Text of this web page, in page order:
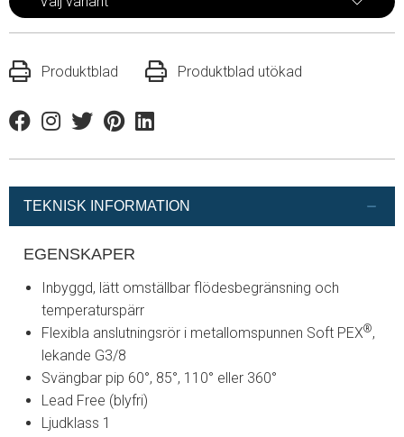
Produktblad Produktblad utökad
FacebookInstagram
TwitterPinterestLinkedin
TEKNISK INFORMATION
EGENSKAPER
Inbyggd, lätt omställbar flödesbegränsning och
temperaturspärr
Flexibla anslutningsrör i metallomspunnen Soft PEX®,
lekande G3/8
Svängbar pip 60°, 85°, 110° eller 360°
Lead Free (blyfri)
Ljudklass 1